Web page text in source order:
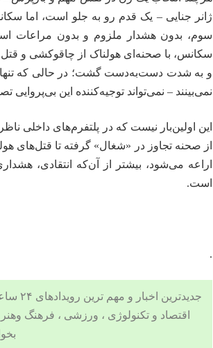
ژانر جنایی – یک قدم رو به جلو است، اما
سوم، بدون هشدار ملزوم و بدون مراعات
سکانس، با صحنه‌ای هولناک از چاقوکشی و
و به شدت دست‌به‌دست گشت؛ در حالی که تنها
نمی‌بینند – نمی‌تواند توجیه‌کننده این بی‌پروایی
این اولین‌بار نیست که در پلتفرم‌های داخلی
از صحنه تجاوز در «شغال» گرفته تا قتل‌های
اراعه می‌شود، بیشتر از آن‌که انتقادی،
است.
.
جدیدترین اخبار و مهم ترین رویدادهای ۲۴ ساعته در بخش های حوادث ، اجتماعی ، سیاسی ،
اقتصاد وتکنولوژی ، ورزشی ، فرهنگ وهنر